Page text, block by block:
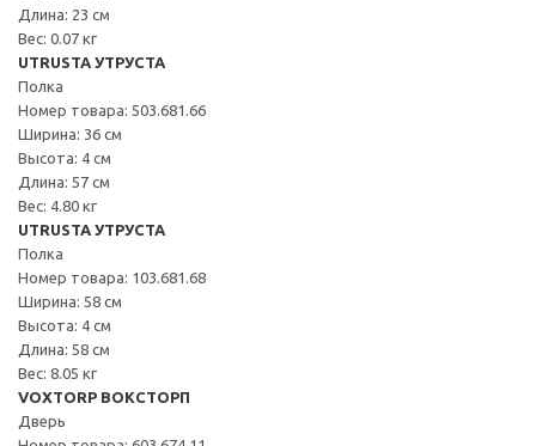
Длина: 23 см
Вес: 0.07 кг
UTRUSTA УТРУСТА
Полка
Номер товара: 503.681.66
Ширина: 36 см
Высота: 4 см
Длина: 57 см
Вес: 4.80 кг
UTRUSTA УТРУСТА
Полка
Номер товара: 103.681.68
Ширина: 58 см
Высота: 4 см
Длина: 58 см
Вес: 8.05 кг
VOXTORP ВОКСТОРП
Дверь